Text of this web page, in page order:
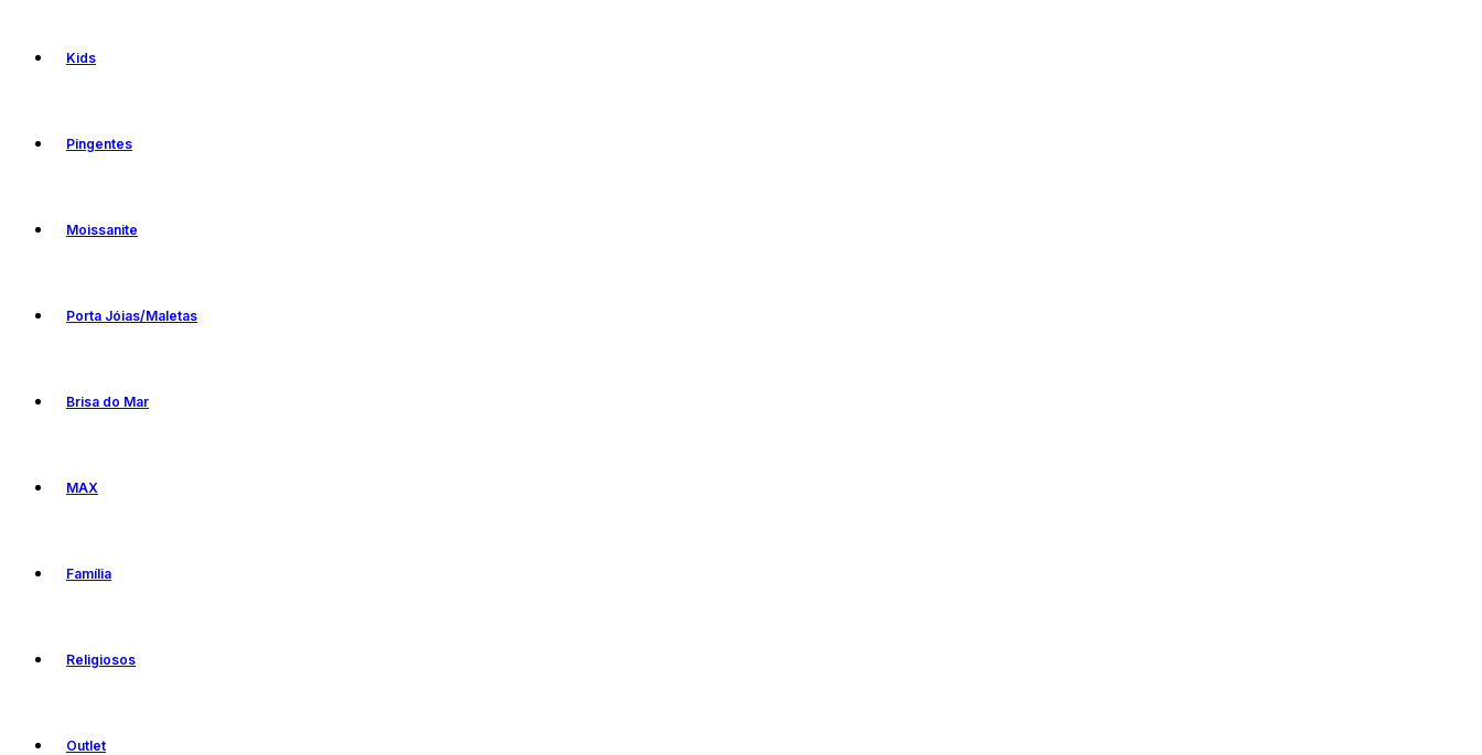
Kids
Pingentes
Moissanite
Porta Jóias/Maletas
Brisa do Mar
MAX
Família
Religiosos
Outlet